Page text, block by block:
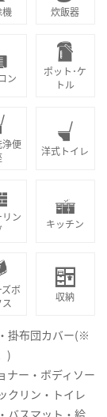
機 炊飯器
ン
ポット･ケ
トル
便
洋式トイレ
ン
キッチン
ボ
収納
掛布団カバー(※
)
ナー・ボディソー
クリン・トイレ